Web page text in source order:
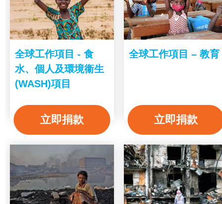
全球工作項目 - 食
水、個人及環境衞生
(WASH)項目
立即捐款
全球工作項目 – 教育
立即捐款